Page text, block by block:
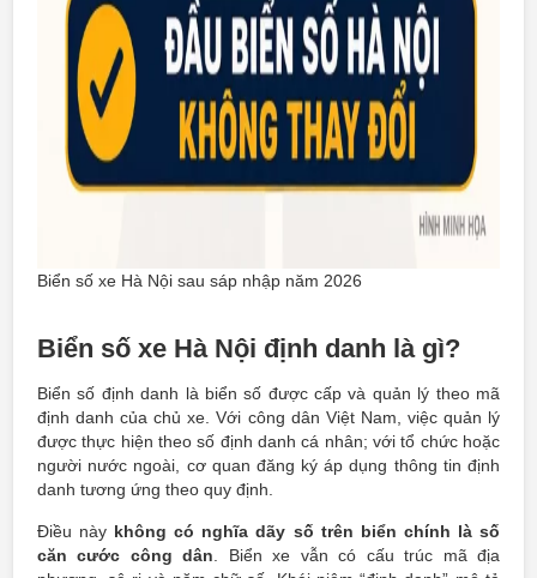
Biển số xe Hà Nội sau sáp nhập năm 2026
Biển số xe Hà Nội định danh là gì?
Biển số định danh là biển số được cấp và quản lý theo mã
định danh của chủ xe. Với công dân Việt Nam, việc quản lý
được thực hiện theo số định danh cá nhân; với tổ chức hoặc
người nước ngoài, cơ quan đăng ký áp dụng thông tin định
danh tương ứng theo quy định.
Điều này không có nghĩa dãy số trên biển chính là số
căn cước công dân . Biển xe vẫn có cấu trúc mã địa